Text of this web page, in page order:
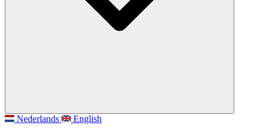
Nederlands English